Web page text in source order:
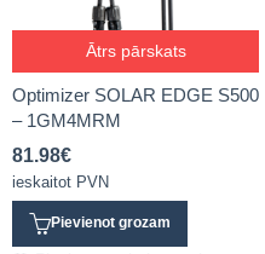
Ātrs pārskats
Optimizer SOLAR EDGE S500
– 1GM4MRM
81.98€
ieskaitot PVN
Pievienot grozam